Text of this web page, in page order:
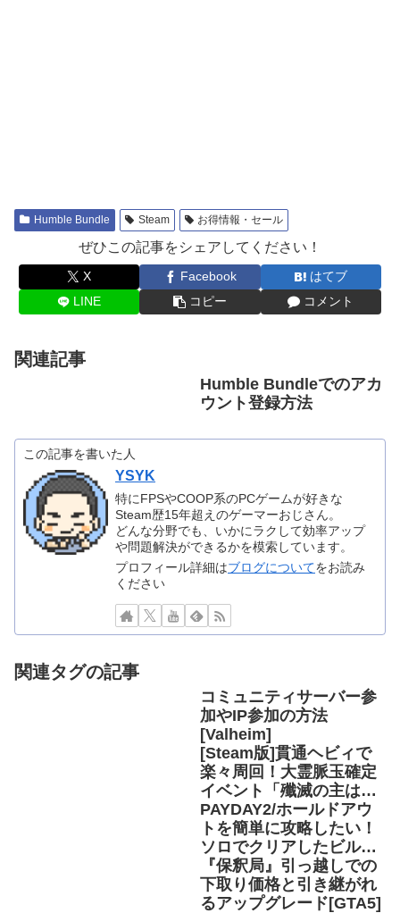
Humble Bundle Steam お得情報・セール
ぜひこの記事をシェアしてください！
X Facebook
はてブ
LINE
コピー コメント
関連記事
Humble Bundleでのアカ
ウント登録方法
この記事を書いた人
YSYK
特にFPSやCOOP系のPCゲームが好きな
Steam歴15年超えのゲーマーおじさん。
どんな分野でも、いかにラクして効率アップ
や問題解決ができるかを模索しています。
プロフィール詳細はブログについてをお読み
ください
関連タグの記事
コミュニティサーバー参
加やIP参加の方法
[Valheim]
[Steam版]貫通ヘビィで
楽々周回！大霊脈玉確定
イベント「殲滅の主はま
た鐘を鳴らす」を効率的
に[MHWアイスボーン]
PAYDAY2/ホールドアウ
トを簡単に攻略したい！
ソロでクリアしたビルド
紹介と考察
『保釈局』引っ越しでの
下取り価格と引き継がれ
るアップグレード[GTA5]